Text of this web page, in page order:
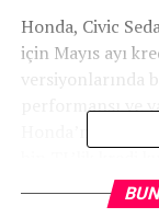
Honda, Civic
için Mayıs ayı
versiyonlarında
performansı ve
Honda’nın
taksit sağlanıyor.